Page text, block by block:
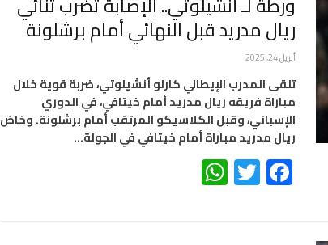
ريال مدريد قبل النهائي أمام برشلونة
أبريل 24, 2025
تلقى المدرب الإيطالي كارلو أنشيلوتي، ضربة قوية خلال
مباراة فريقه ريال مدريد أمام خيتافي، في الدوري
الإسباني، وقبل الكلاسيكو المرتقب أمام برشلونة. وخاض
ريال مدريد مباراة أمام خيتافي في الجولة…
Facebook
Twitter